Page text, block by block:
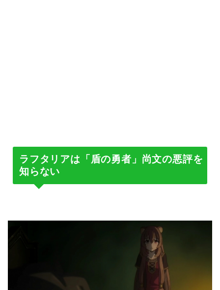
ラフタリアは「盾の勇者」尚文の悪評を
知らない